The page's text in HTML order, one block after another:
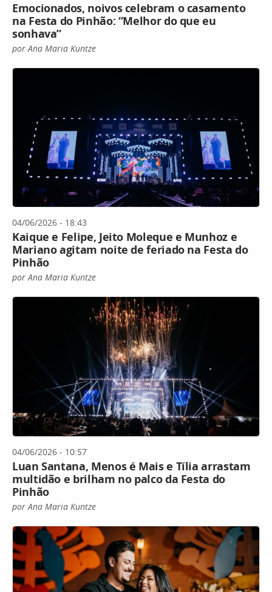
Emocionados, noivos celebram o casamento
na Festa do Pinhão: “Melhor do que eu
sonhava”
por Ana Maria Kuntze
04/06/2026 - 18:43
Kaique e Felipe, Jeito Moleque e Munhoz e
Mariano agitam noite de feriado na Festa do
Pinhão
por Ana Maria Kuntze
04/06/2026 - 10:57
Luan Santana, Menos é Mais e Tília arrastam
multidão e brilham no palco da Festa do
Pinhão
por Ana Maria Kuntze